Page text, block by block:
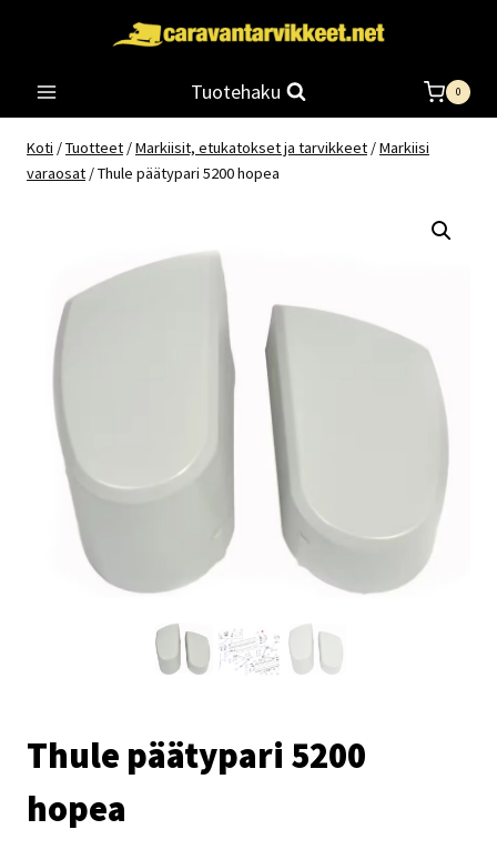
Tuotehaku 0
Koti /Tuotteet /Markiisit, etukatokset ja tarvikkeet /Markiisi
varaosat /Thule päätypari 5200 hopea
Thule päätypari 5200
hopea